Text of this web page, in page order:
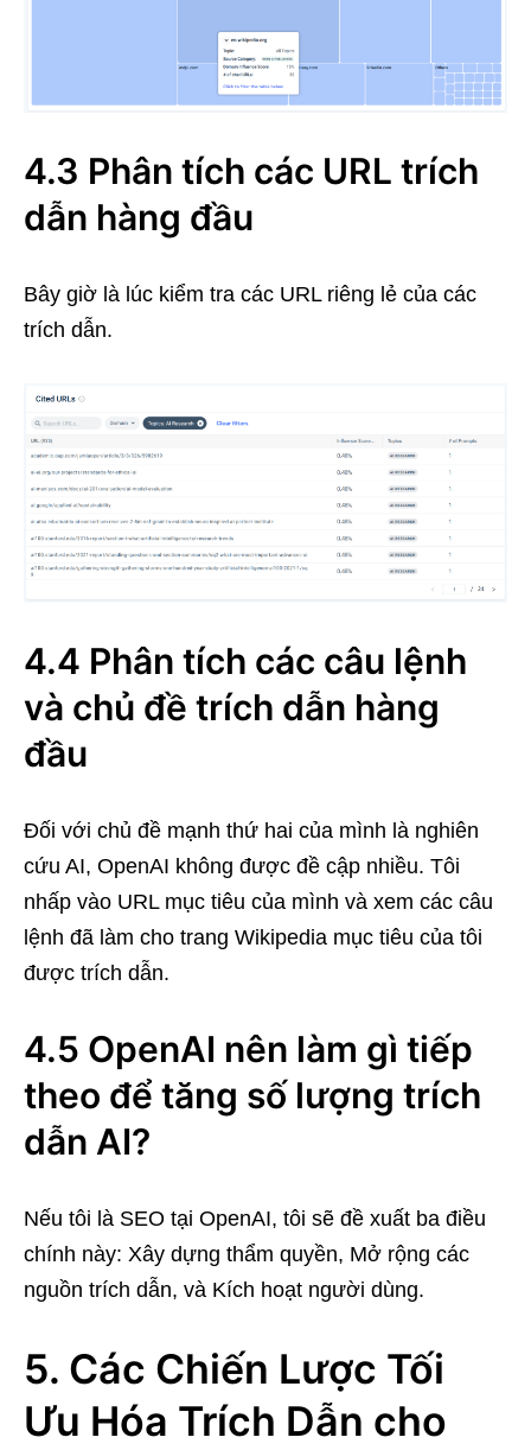
4.3 Phân tích các URL trích
dẫn hàng đầu
Bây giờ là lúc kiểm tra các URL riêng lẻ của các
trích dẫn.
4.4 Phân tích các câu lệnh
và chủ đề trích dẫn hàng
đầu
Đối với chủ đề mạnh thứ hai của mình là nghiên
cứu AI, OpenAI không được đề cập nhiều. Tôi
nhấp vào URL mục tiêu của mình và xem các câu
lệnh đã làm cho trang Wikipedia mục tiêu của tôi
được trích dẫn.
4.5 OpenAI nên làm gì tiếp
theo để tăng số lượng trích
dẫn AI?
Nếu tôi là SEO tại OpenAI, tôi sẽ đề xuất ba điều
chính này: Xây dựng thẩm quyền, Mở rộng các
nguồn trích dẫn, và Kích hoạt người dùng.
5. Các Chiến Lược Tối
Ưu Hóa Trích Dẫn cho